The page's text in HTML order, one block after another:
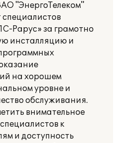
"ЭнергоТелеком"
Рарус» за грамотно
инсталляцию и
на хорошем
уровне и
обслуживания.
внимательное
к
и доступность